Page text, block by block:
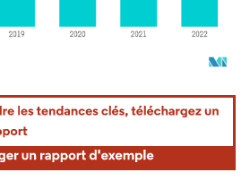
réutilisation nécessite une attribution sous CC BY